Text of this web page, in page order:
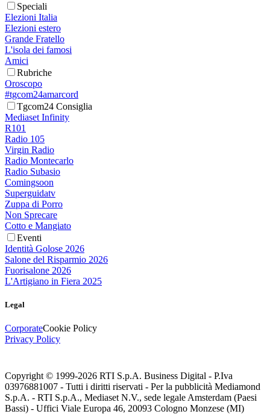
Speciali
Elezioni Italia
Elezioni estero
Grande Fratello
L'isola dei famosi
Amici
Rubriche
Oroscopo
#tgcom24amarcord
Tgcom24 Consiglia
Mediaset Infinity
R101
Radio 105
Virgin Radio
Radio Montecarlo
Radio Subasio
Comingsoon
Superguidatv
Zuppa di Porro
Non Sprecare
Cotto e Mangiato
Eventi
Identità Golose 2026
Salone del Risparmio 2026
Fuorisalone 2026
L'Artigiano in Fiera 2025
Legal
CorporateCookie Policy
Privacy Policy
Copyright © 1999-2026 RTI S.p.A. Business Digital - P.Iva
03976881007 - Tutti i diritti riservati - Per la pubblicità Mediamond
S.p.A. - RTI S.p.A., Mediaset N.V., sede legale Amsterdam (Paesi
Bassi) - Uffici Viale Europa 46, 20093 Cologno Monzese (MI)